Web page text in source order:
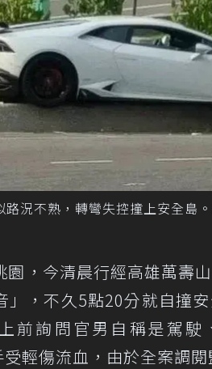
況不熟，轉彎失控撞上安全島
園，今清晨行經高雄萬壽
」，不久5點20分就自撞
前詢問官男自稱是駕
輕傷流血，由於全案調閱